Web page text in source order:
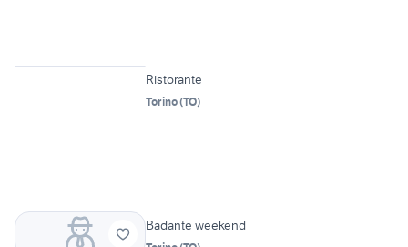
Ristorante
Torino(TO)
Badante weekend